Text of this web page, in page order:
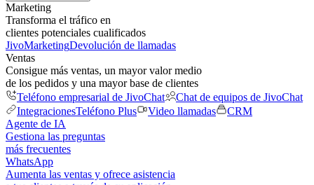
Marketing
Transforma el tráfico en
clientes potenciales cualificados
JivoMarketingDevolución de llamadas
Ventas
Consigue más ventas, un mayor valor medio
de los pedidos y una mayor base de clientes
Teléfono empresarial de JivoChat
Chat de equipos de JivoChat
IntegracionesTeléfono Plus Video llamadas
CRM
Agente de IA
Gestiona las preguntas
más frecuentes
WhatsApp
Aumenta las ventas y ofrece asistencia